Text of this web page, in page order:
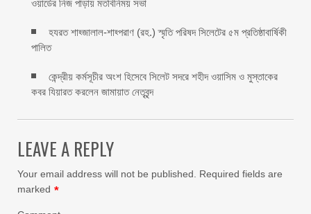
ওয়ার্ডের নিজ পাড়ায় মতবিনিময় সভা
হযরত শাহ্জালাল-শাহ্পরাণ (রহ.) স্মৃতি পরিষদ সিলেটের ৫ম প্রতিষ্ঠাবার্ষিকী
পালিত ‎​
কেন্দ্রীয় কর্মসূচীর অংশ হিসেবে সিলেট সদরে শহীদ ওয়াসিম ও মুস্তাকের
কবর যিয়ারত করলেন জামায়াত নেতৃবৃন্দ ‎
LEAVE A REPLY
Your email address will not be published.
Required fields are
marked *